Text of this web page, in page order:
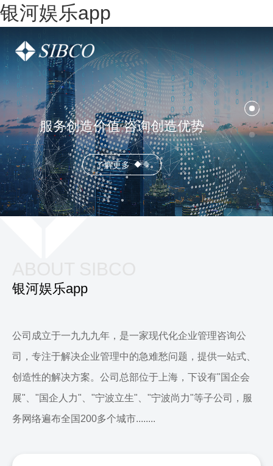
银河娱乐app
服务创造价值 咨询创造优势
了解更多
银河娱乐app
公司成立于一九九九年，是一家现代化企业管理咨询公
司，专注于解决企业管理中的急难愁问题，提供一站式、
创造性的解决方案。公司总部位于上海，下设有"国企会
展"、"国企人力"、"宁波立生"、"宁波尚力"等子公司，服
务网络遍布全国200多个城市........